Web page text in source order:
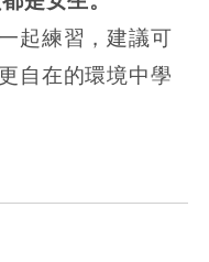
起練習，建議可
自在的環境中學